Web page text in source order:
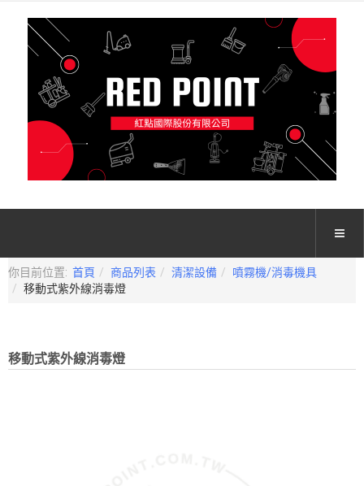
你目前位置: 首頁 商品列表 清潔設備
噴霧機/消毒機具
移動式紫外線消毒燈
移動式紫外線消毒燈